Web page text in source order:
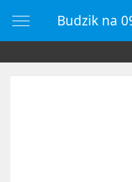
Budzik na